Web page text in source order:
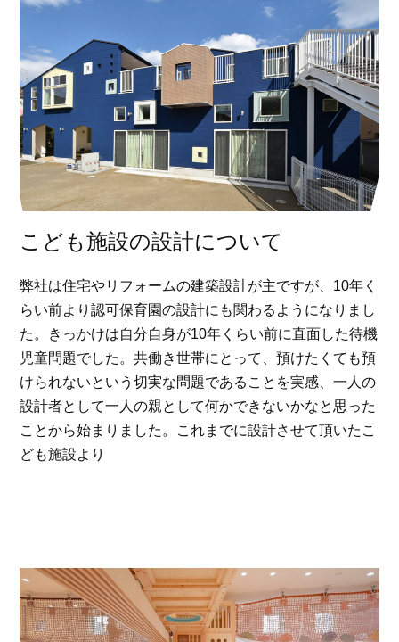
こども施設の設計について
弊社は住宅やリフォームの建築設計が主ですが、10年く
らい前より認可保育園の設計にも関わるようになりまし
た。きっかけは自分自身が10年くらい前に直面した待機
児童問題でした。共働き世帯にとって、預けたくても預
けられないという切実な問題であることを実感、一人の
設計者として一人の親として何かできないかなと思った
ことから始まりました。これまでに設計させて頂いたこ
ども施設より